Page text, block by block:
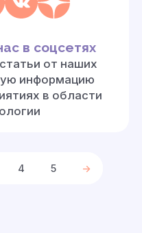
в соцсетях
от наших
информацию
в области
4 5 ->